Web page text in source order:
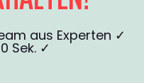
aus Experten ✓
Sek. ✓